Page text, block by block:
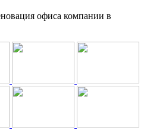
офиса компании в